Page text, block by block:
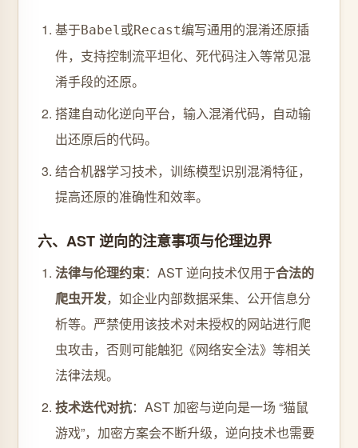
基于Babel或Recast编写通用的混淆还原插
件，支持控制流平坦化、死代码注入等常见混
淆手段的还原。
搭建自动化逆向平台，输入混淆代码，自动输
出还原后的代码。
结合机器学习技术，训练模型识别混淆特征，
提高还原的准确性和效率。
六、AST 逆向的注意事项与伦理边界
法律与伦理约束：AST 逆向技术仅用于合法的
爬虫开发，如企业内部数据采集、公开信息分
析等。严禁使用该技术对未授权的网站进行爬
虫攻击，否则可能触犯《网络安全法》等相关
法律法规。
技术迭代对抗：AST 加密与逆向是一场 “猫鼠
游戏”，加密方案会不断升级，逆向技术也需要